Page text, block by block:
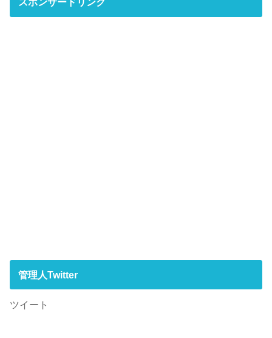
管理人Twitter
ツイート